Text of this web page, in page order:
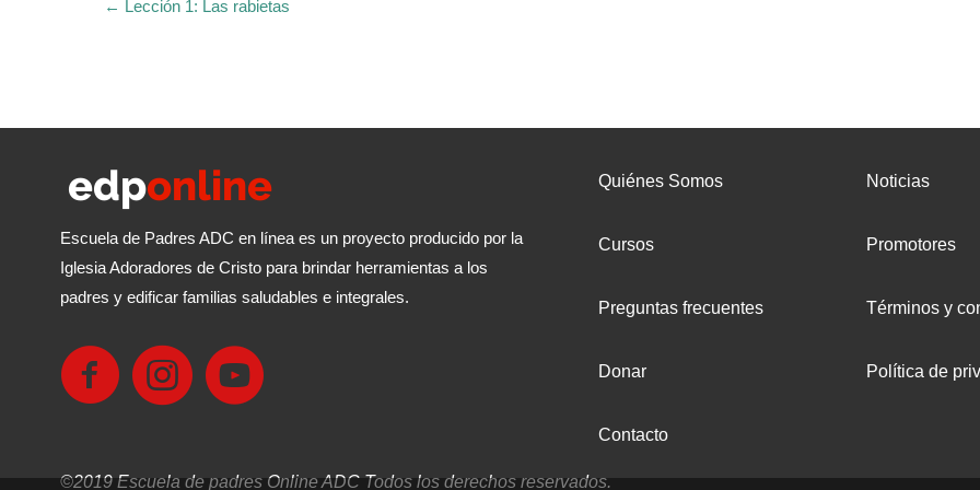
← Lección 1: Las rabietas
Escuela de Padres ADC en línea es un proyecto producido por la
Iglesia Adoradores de Cristo para brindar herramientas a los
padres y edificar familias saludables e integrales.
Quiénes Somos
Cursos
Preguntas frecuentes
Donar
Contacto
Noticias
Promotores
Términos y
Política de
©2019 Escuela de padres Online ADC Todos los derechos reservados.